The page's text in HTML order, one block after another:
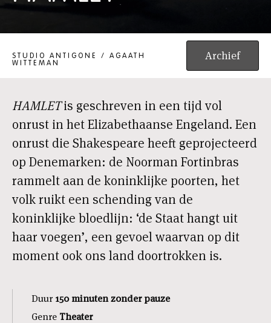
HAMLET
STUDIO ANTIGONE / AGAATH
WITTEMAN
Archief
HAMLETis geschreven in een tijd vol
onrust in het Elizabethaanse Engeland. Een
onrust die Shakespeare heeft geprojecteerd
op Denemarken: de Noorman Fortinbras
rammelt aan de koninklijke poorten, het
volk ruikt een schending van de
koninklijke bloedlijn: ‘de Staat hangt uit
haar voegen’, een gevoel waarvan op dit
moment ook ons land doortrokken is.
Duur 150 minuten zonder pauze
Genre Theater